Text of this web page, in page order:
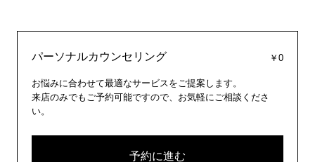
パーソナルカウンセリング ￥0
お悩みに合わせて最適なサービスをご提案します。
来店のみでもご予約可能ですので、お気軽にご相談くださ
い。
予約に進む